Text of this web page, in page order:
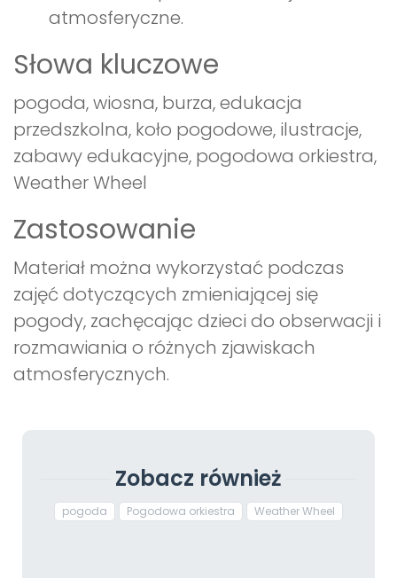
atmosferyczne.
Słowa kluczowe
pogoda, wiosna, burza, edukacja
przedszkolna, koło pogodowe, ilustracje,
zabawy edukacyjne, pogodowa orkiestra,
Weather Wheel
Zastosowanie
Materiał można wykorzystać podczas
zajęć dotyczących zmieniającej się
pogody, zachęcając dzieci do obserwacji i
rozmawiania o różnych zjawiskach
atmosferycznych.
Zobacz również
pogoda Pogodowa orkiestra Weather Wheel